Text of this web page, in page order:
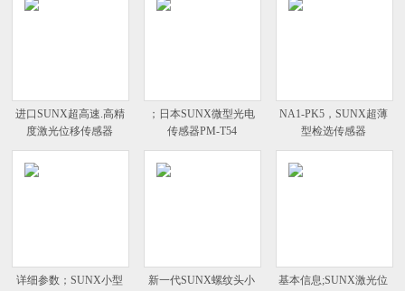
进口SUNX超高速.高精
度激光位移传感器
；日本SUNX微型光电
传感器PM-T54
NA1-PK5，SUNX超薄
型检选传感器
详细参数；SUNX小型
新一代SUNX螺纹头小
基本信息;SUNX激光位